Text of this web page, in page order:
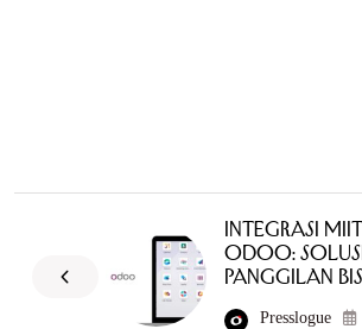
Integrasi
Odoo: Solusi
Panggilan
Presslogue